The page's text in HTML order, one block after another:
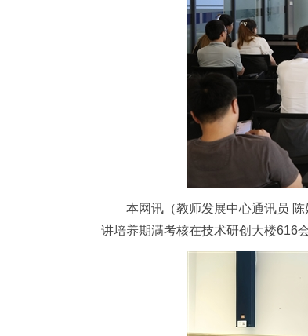
本网讯（教师发展中心通讯员
讲培养期满考核在技术研创大楼616